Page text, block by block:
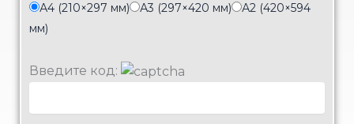
А4 (210×297 мм) А3 (297×420 мм)
А2 (420×594
мм)
Введите код: